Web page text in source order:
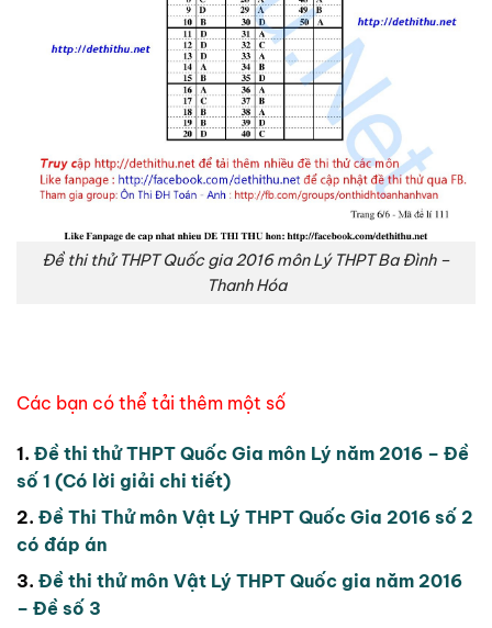
Đề thi thử THPT Quốc gia 2016 môn Lý THPT Ba Đình –
Thanh Hóa
Các bạn có thể tải thêm một số
1. Đề thi thử THPT Quốc Gia môn Lý năm 2016 – Đề
số 1 (Có lời giải chi tiết)
2. Đề Thi Thử môn Vật Lý THPT Quốc Gia 2016 số 2
có đáp án
3. Đề thi thử môn Vật Lý THPT Quốc gia năm 2016
– Đề số 3